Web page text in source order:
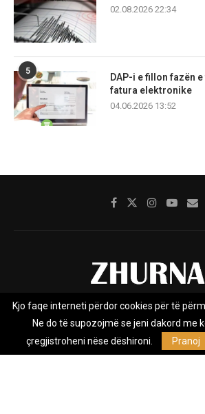
02.08.2026 22:34
5
DAP-i e fillon fazën
fatura elektronike
04.06.2026 13:52
Rreth nesh Impresumi
Privacy Policy
Zhurnal.mk është Agjenci e Lajmeve e
Kjo faqe interneti përdor cookies për të
Ne do të supozojmë se jeni dakord me
çregjistroheni nëse dëshironi.
Pranoj